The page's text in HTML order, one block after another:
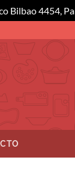
Bilbao 4454,